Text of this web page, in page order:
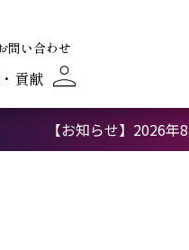
問い合わせ
貢献
【お知らせ】2026